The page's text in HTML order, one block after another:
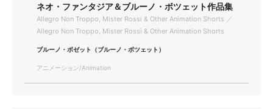
ネオ・ファンタジア＆ブルーノ・ボツェット作品集
Allegro Non Troppo, Mister Rossi & Other Animation Shorts ／
Allegro Non Troppo, Mister Rossi & Other Animation Shorts
ブルーノ・ボゼット（ブルーノ・ボツェット）
アニメーション/Animation